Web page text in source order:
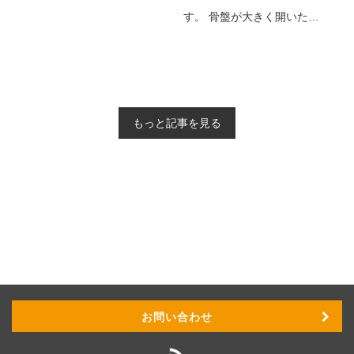
す。 骨盤が大きく開いた…
もっと記事を見る
お問い合わせ